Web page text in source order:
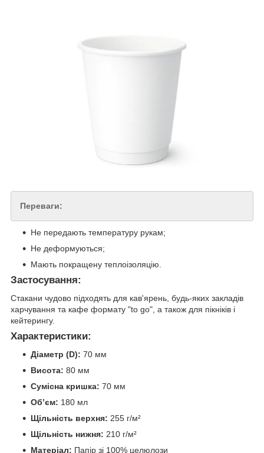
Переваги:
Не передають температуру рукам;
Не деформуються;
Мають покращену теплоізоляцію.
Застосування:
Стакани чудово підходять для кав'ярень, будь-яких закладів
харчування та кафе формату "to go", а також для пікніків і
кейтерингу.
Характеристики:
Діаметр (D): 70 мм
Висота: 80 мм
Сумісна кришка: 70 мм
Обʼєм: 180 мл
Щільність верхня: 255 г/м²
Щільність нижня: 210 г/м²
Матеріал: Папір зі 100% целюлози